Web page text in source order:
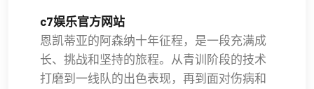
c7娱乐官方网站
恩凯蒂亚的阿森纳十年征程，是一段充满成
长、挑战和坚持的旅程。从青训阶段的技术
打磨到一线队的出色表现，再到面对伤病和